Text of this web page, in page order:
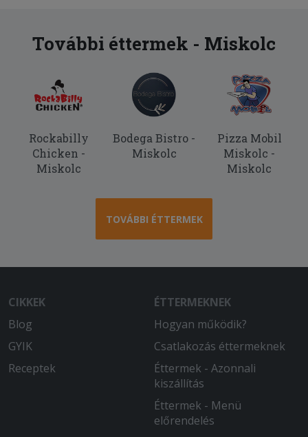
További éttermek - Miskolc
Rockabilly
Chicken -
Miskolc
Bodega Bistro -
Miskolc
Pizza Mobil
Miskolc -
Miskolc
TOVÁBBI ÉTTERMEK
CIKKEK
Blog
GYIK
Receptek
ÉTTERMEKNEK
Hogyan működik?
Csatlakozás éttermeknek
Éttermek - Azonnali
kiszállítás
Éttermek - Menü
előrendelés